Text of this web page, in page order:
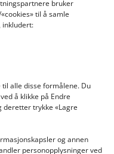
bruker
til å samle
inkludert:
alle disse formålene. Du
å klikke på Endre
deretter trykke «Lagre
og annen
personopplysninger ved